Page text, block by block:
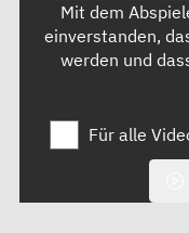
Mit dem
einverstanden,
werden und
Für alle